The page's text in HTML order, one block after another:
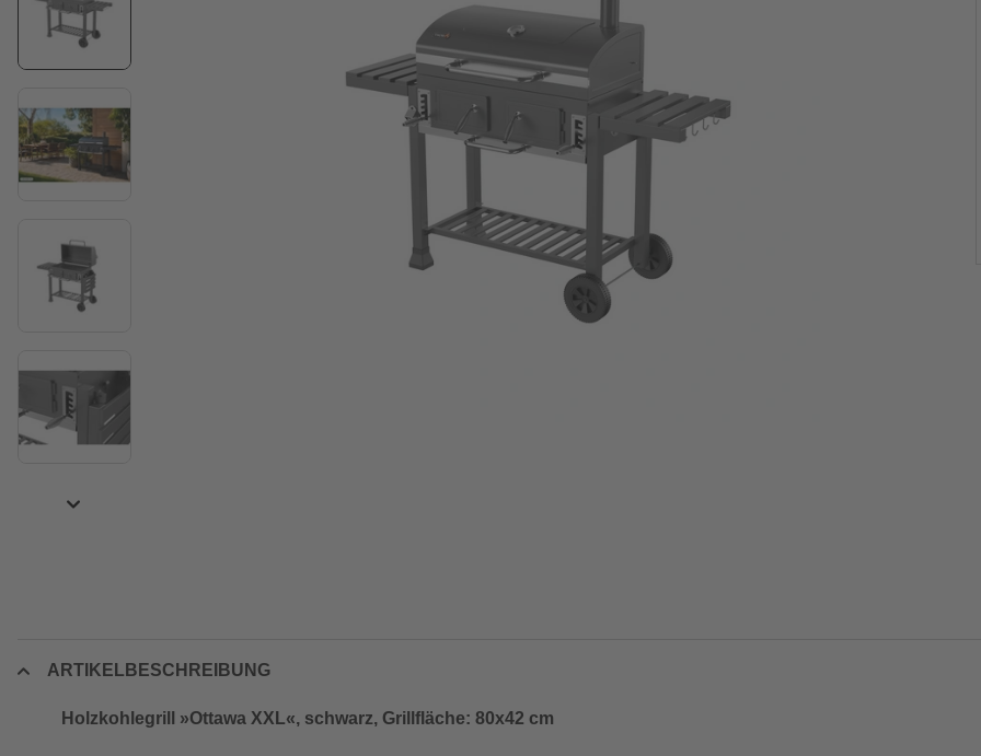
ARTIKELBESCHREIBUNG
Holzkohlegrill »Ottawa XXL«, schwarz, Grillfläche: 80x42 cm